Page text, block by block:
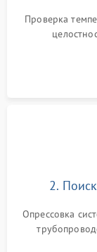
работе
Проверка
2.
Опрессовка